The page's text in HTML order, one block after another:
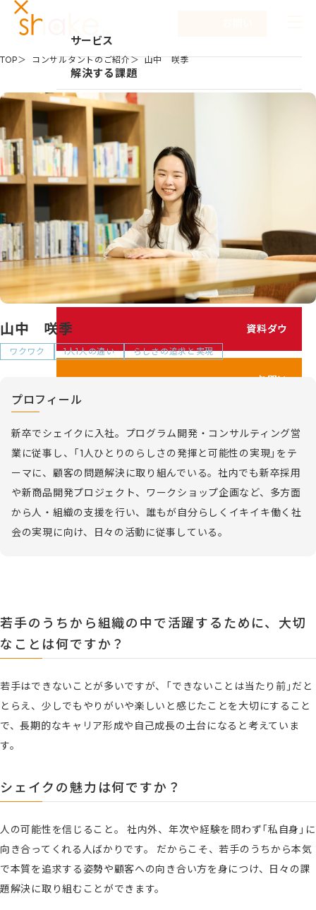
サービス
サービスTOP
リーダーシップ開発
キャリア自律
研修
仕組み作り
新入社員研修
組織づくり
成果を出す仕事の進め方
育成体系構築
カスタマイズ研修
解決する課題
事例紹介
NEW セミナー
コラム
お知らせ
企業情報
企業情報TOP
企業情報
代表メッセージ
メンバーのご紹介
健康経営の取り組み
プライバシーポリシー
情報セキュリティポリシー
利用規約
採用情報
お問い合わせ
お電話でのお問い合わせ
03-5213-6888
TOP コンサルタントのご紹介 山中 咲季
山中 咲季
ワクワク 1人1人の違い らしさの追求と実現
プロフィール
新卒でシェイクに入社。プログラム開発・コンサルティング営
業に従事し、「1人ひとりのらしさの発揮と可能性の実現」をテ
ーマに、顧客の問題解決に取り組んでいる。社内でも新卒採用
や新商品開発プロジェクト、ワークショップ企画など、多方面
から人・組織の支援を行い、誰もが自分らしくイキイキ働く社
会の実現に向け、日々の活動に従事している。
若手のうちから組織の中で活躍するために、大切
なことは何ですか？
若手はできないことが多いですが、「できないことは当たり前」だと
とらえ、少しでもやりがいや楽しいと感じたことを大切にすること
で、長期的なキャリア形成や自己成長の土台になると考えていま
す。
シェイクの魅力は何ですか？
人の可能性を信じること。 社内外、年次や経験を問わず「私自身」に
向き合ってくれる人ばかりです。 だからこそ、若手のうちから本気
で本質を追求する姿勢や顧客への向き合い方を身につけ、日々の課
題解決に取り組むことができます。